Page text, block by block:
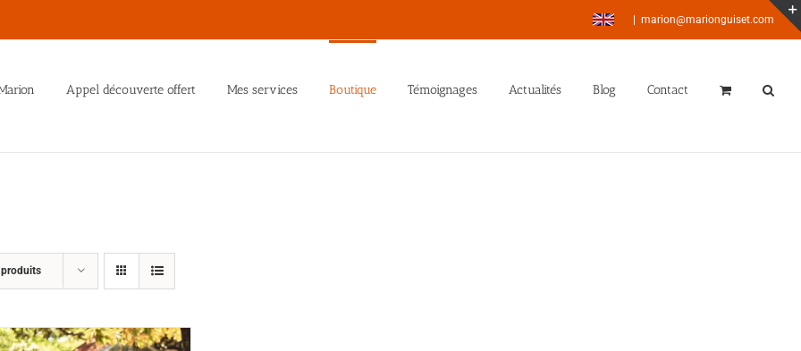
marion@marionguiset.com
Appel découverte offert Mes services Boutique Témoignages Actualités Blog Contact